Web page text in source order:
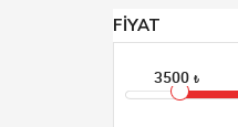
FİYAT
3500 ₺